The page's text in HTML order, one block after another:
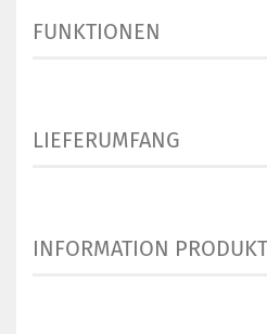
FUNKTIONEN
LIEFERUMFANG
INFORMATION